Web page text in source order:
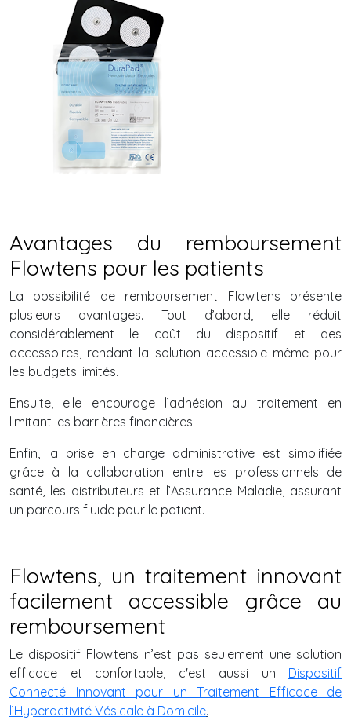
Avantages du remboursement
Flowtens pour les patients
La possibilité de remboursement Flowtens présente
plusieurs avantages. Tout d’abord, elle réduit
considérablement le coût du dispositif et des
accessoires, rendant la solution accessible même pour
les budgets limités.
Ensuite, elle encourage l’adhésion au traitement en
limitant les barrières financières.
Enfin, la prise en charge administrative est simplifiée
grâce à la collaboration entre les professionnels de
santé, les distributeurs et l’Assurance Maladie, assurant
un parcours fluide pour le patient.
Flowtens, un traitement innovant
facilement accessible grâce au
remboursement
Le dispositif Flowtens n’est pas seulement une solution
efficace et confortable, c'est aussi un Dispositif
Connecté Innovant pour un Traitement Efficace de
l’Hyperactivité Vésicale à Domicile.